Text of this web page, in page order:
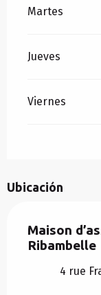
Martes
Jueves
Viernes
Ubicación
Maison
Ribambelle
4 rue